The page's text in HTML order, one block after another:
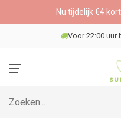
Nu tijdelijk €4
Voor 22:00 uur